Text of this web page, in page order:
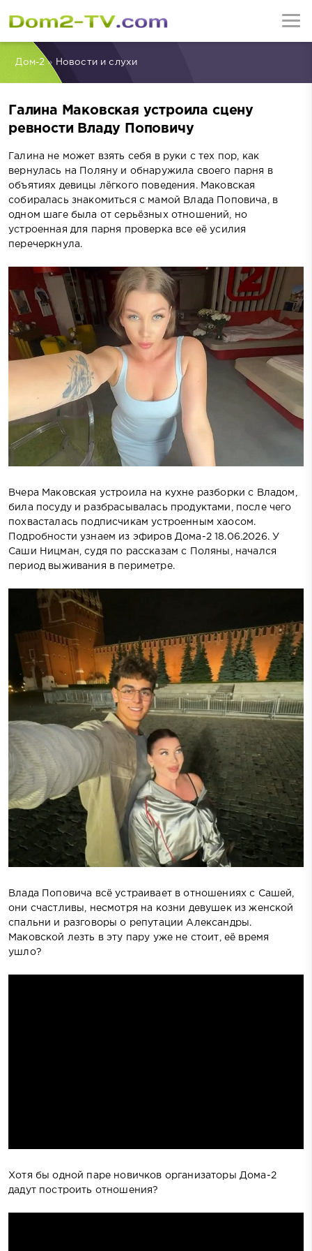
Дом-2» Новости и слухи
Галина Маковская устроила сцену
ревности Владу Поповичу
Галина не может взять себя в руки с тех пор, как
вернулась на Поляну и обнаружила своего парня в
объятиях девицы лёгкого поведения. Маковская
собиралась знакомиться с мамой Влада Поповича, в
одном шаге была от серьёзных отношений, но
устроенная для парня проверка все её усилия
перечеркнула.
Вчера Маковская устроила на кухне разборки с Владом,
била посуду и разбрасывалась продуктами, после чего
похвасталась подписчикам устроенным хаосом.
Подробности узнаем из эфиров Дома-2 18.06.2026. У
Саши Ницман, судя по рассказам с Поляны, начался
период выживания в периметре.
Влада Поповича всё устраивает в отношениях с Сашей,
они счастливы, несмотря на козни девушек из женской
спальни и разговоры о репутации Александры.
Маковской лезть в эту пару уже не стоит, её время
ушло?
Хотя бы одной паре новичков организаторы Дома-2
дадут построить отношения?